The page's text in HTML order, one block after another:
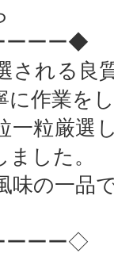
ーーー◆
される良
に作業を
一粒厳選
した。
味の一品
ーーー◇